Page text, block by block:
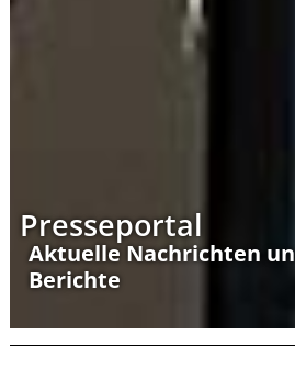
Presseportal
Aktuelle Nachrichten
Berichte